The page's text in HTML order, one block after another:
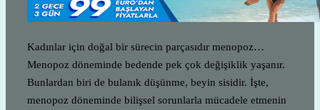
Kadınlar için doğal bir sürecin parçasıdır menopoz…
Menopoz döneminde bedende pek çok değişiklik yaşanır.
Bunlardan biri de bulanık düşünme, beyin sisidir. İşte,
menopoz döneminde bilişsel sorunlarla mücadele etmenin